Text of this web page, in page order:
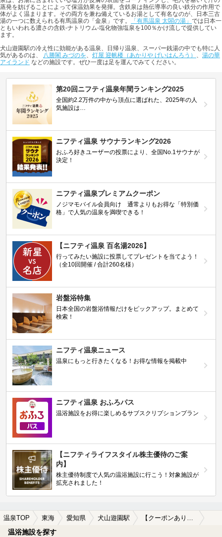
蒸発を妨げることによって保温効果を発揮。含鉄泉は熱伝導率の良い鉄分の作用で
体がよく温まります。その両方を兼ね備えているお湯として有名なのが、日本三古
湯の一つに数えられる有馬温泉の「金泉」です。
「有馬温泉 太閤の湯」 では日本一
ともいわれる濃さの含鉄-ナトリウム-塩化物強塩泉を100％かけ流しで提供してい
ます。
犬山遊園駅の冷え性に効能がある温泉、日帰り温泉、スーパー銭湯の中でも特に人
気があるのは、 八勝閣 みづのを、 灯屋 迎帆楼（あかりや げいはんろう） 、 湯の華
アイランド などの施設です。ぜひ一度は足を運んでみてください。
第20回ニフティ温泉年間ランキング2025
全国約2.2万件の中から頂点に選ばれた、2025年の人
気施設は…
ニフティ温泉 サウナランキング2026
おふろ好きユーザーの投票により、全国No.1サウナが
決定！
ニフティ温泉プレミアムクーポン
ノジマモバイル会員向け 通常よりもお得な「特別価
格」で人気の温泉を満喫できる！
【ニフティ温泉 百名湯2026】
行ってみたい施設に投票してプレゼントを当てよう！
（全10回開催 / 合計260名様）
岩盤浴特集
日本全国の岩盤浴情報だけをピックアップ。まとめて
検索！
ニフティ温泉ニュース
温泉にもっと行きたくなる！お得な情報を掲載中
ニフティ温泉 おふろパス
温浴施設をお得に楽しめるサブスクリプションプラン
【ニフティライフスタイル株主優待のご案
内】
株主優待制度で人気の温浴施設に行こう！対象施設が
拡充されました！
温泉TOP 東海 愛知県 犬山遊園駅 【クーポンあり】冷え性に効能がある犬山遊園駅近くの温泉、日帰り温泉、スーパー銭湯おすすめ
温浴施設を探す